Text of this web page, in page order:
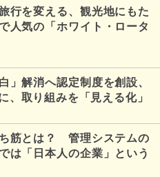
行を変える、観光地にもた
人気の「ホワイト・ロータ
」解消へ認定制度を創設、
、取り組みを「見える化」
筋とは？ 管理システムの
は「日本人の企業」という